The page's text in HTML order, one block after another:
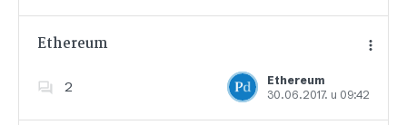
Ethereum
2
Ethereum
30.06.2017. u 09:42
Dodajte u favorite